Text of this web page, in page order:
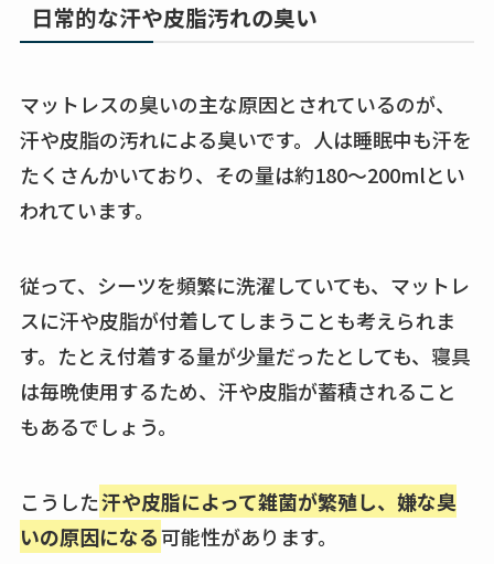
日常的な汗や皮脂汚れの臭い
マットレスの臭いの主な原因とされているのが、
汗や皮脂の汚れによる臭いです。人は睡眠中も汗を
たくさんかいており、その量は約180～200mlとい
われています。
従って、シーツを頻繁に洗濯していても、マットレ
スに汗や皮脂が付着してしまうことも考えられま
す。たとえ付着する量が少量だったとしても、寝具
は毎晩使用するため、汗や皮脂が蓄積されること
もあるでしょう。
こうした汗や皮脂によって雑菌が繁殖し、嫌な臭
いの原因になる可能性があります。